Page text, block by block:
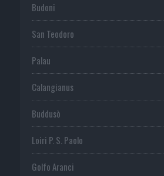
Budoni
San Teodoro
Palau
Calangianus
Buddusò
Loiri P. S. Paolo
Golfo Aranci